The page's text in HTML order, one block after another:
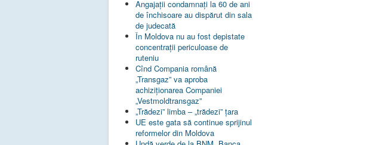
Angajații condamnați la 60 de ani
de închisoare au dispărut din sala
de judecată
În Moldova nu au fost depistate
concentrații periculoase de
ruteniu
Cînd Compania română
„Transgaz” va aproba
achiziționarea Companiei
„Vestmoldtransgaz”
„Trădezi” limba – „trădezi” țara
UE este gata să continue sprijinul
reformelor din Moldova